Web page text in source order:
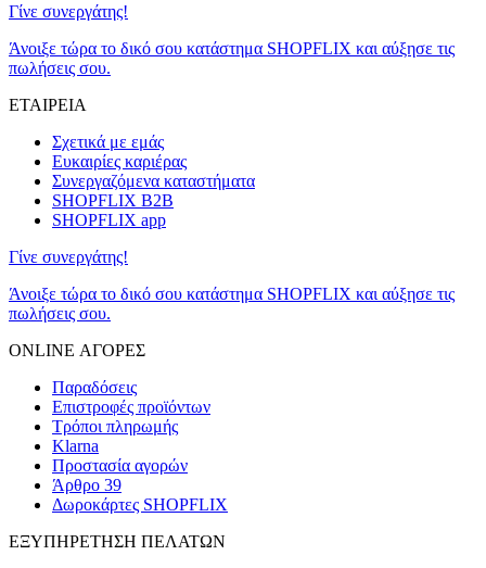
Γίνε συνεργάτης!
Άνοιξε τώρα το δικό σου κατάστημα SHOPFLIX και αύξησε τις
πωλήσεις σου.
ΕΤΑΙΡΕΙΑ
Σχετικά με εμάς
Ευκαιρίες καριέρας
Συνεργαζόμενα καταστήματα
SHOPFLIX B2B
SHOPFLIX app
Γίνε συνεργάτης!
Άνοιξε τώρα το δικό σου κατάστημα SHOPFLIX και αύξησε τις
πωλήσεις σου.
ONLINE ΑΓΟΡΕΣ
Παραδόσεις
Επιστροφές προϊόντων
Τρόποι πληρωμής
Klarna
Προστασία αγορών
Άρθρο 39
Δωροκάρτες SHOPFLIX
ΕΞΥΠΗΡΕΤΗΣΗ ΠΕΛΑΤΩΝ